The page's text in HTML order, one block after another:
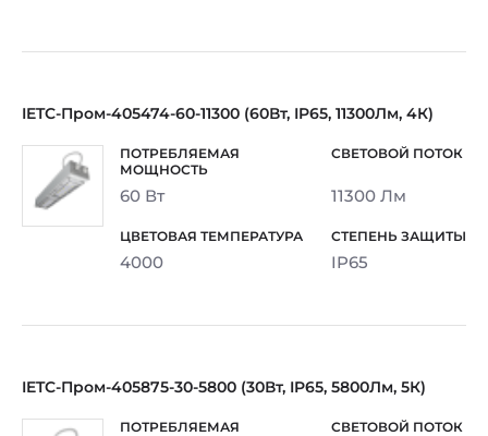
IETC-Пром-405474-60-11300 (60Вт, IP65, 11300Лм, 4К)
60 Вт 11300 Лм
4000 IP65
IETC-Пром-405875-30-5800 (30Вт, IP65, 5800Лм, 5К)